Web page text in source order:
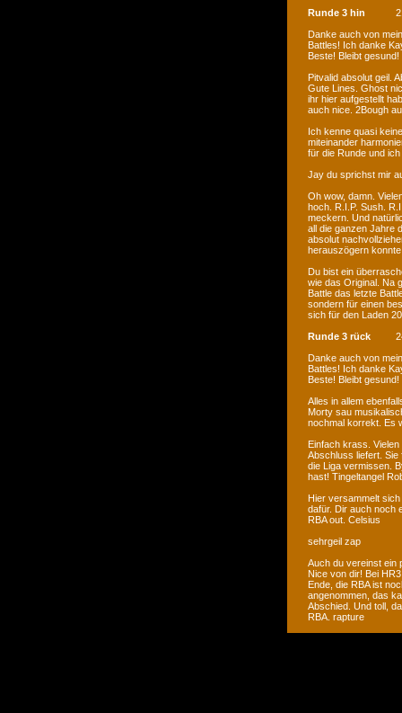
Runde 3 hin
Danke auch von
Battles! Ich danke
Beste! Bleibt gesund!
Pitvalid absolut geil.
Gute Lines. Ghost
ihr hier aufgestellt
auch nice. 2Bough
Ich kenne quasi
miteinander
für die Runde und
Jay du sprichst mir
Oh wow, damn.
hoch. R.I.P. Sush.
meckern. Und
all die ganzen Jahre
absolut
herauszögern
Du bist ein
wie das Original. Na
Battle das letzte
sondern für einen
sich für den Laden
Runde 3 rück
Danke auch von
Battles! Ich danke
Beste! Bleibt gesund!
Alles in allem
Morty sau
nochmal korrekt. Es
Einfach krass.
Abschluss liefert.
die Liga vermissen.
hast! Tingeltangel
Hier versammelt
dafür. Dir auch noch
RBA out. Celsius
sehrgeil zap
Auch du vereinst ein
Nice von dir! Bei
Ende, die RBA ist
angenommen, das
Abschied. Und toll,
RBA. rapture